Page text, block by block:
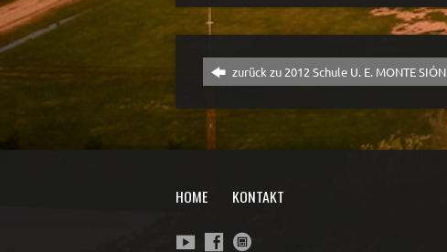
zurück zu 2012 Schule U. E. MONTE SIÓN
HOME KONTAKT